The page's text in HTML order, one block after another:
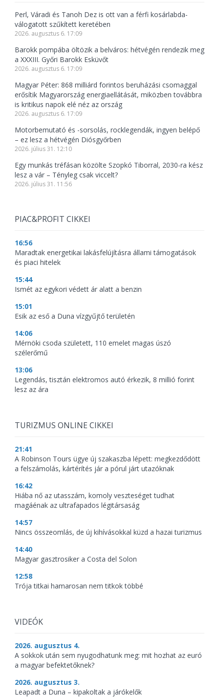
Perl, Váradi és Tanoh Dez is ott van a férfi kosárlabda-
válogatott szűkített keretében
2026. augusztus 6. 17:09
Barokk pompába öltözik a belváros: hétvégén rendezik meg
a XXXIII. Győri Barokk Esküvőt
2026. augusztus 6. 17:09
Magyar Péter: 868 milliárd forintos beruházási csomaggal
erősítik Magyarország energiaellátását, miközben továbbra
is kritikus napok elé néz az ország
2026. augusztus 6. 17:09
Motorbemutató és -sorsolás, rocklegendák, ingyen belépő
– ez lesz a hétvégén Diósgyőrben
2026. július 31. 12:10
Egy munkás tréfásan közölte Szopkó Tiborral, 2030-ra kész
lesz a vár – Tényleg csak viccelt?
2026. július 31. 11:56
PIAC&PROFIT CIKKEI
16:56
Maradtak energetikai lakásfelújításra állami támogatások
és piaci hitelek
15:44
Ismét az egykori védett ár alatt a benzin
15:01
Esik az eső a Duna vízgyűjtő területén
14:06
Mérnöki csoda született, 110 emelet magas úszó
szélerőmű
13:06
Legendás, tisztán elektromos autó érkezik, 8 millió forint
lesz az ára
TURIZMUS ONLINE CIKKEI
21:41
A Robinson Tours ügye új szakaszba lépett: megkezdődött
a felszámolás, kártérítés jár a pórul járt utazóknak
16:42
Hiába nő az utasszám, komoly veszteséget tudhat
magáénak az ultrafapados légitársaság
14:57
Nincs összeomlás, de új kihívásokkal küzd a hazai turizmus
14:40
Magyar gasztrosiker a Costa del Solon
12:58
Trója titkai hamarosan nem titkok többé
VIDEÓK
2026. augusztus 4.
A sokkok után sem nyugodhatunk meg: mit hozhat az euró
a magyar befektetőknek?
2026. augusztus 3.
Leapadt a Duna – kipakoltak a járókelők